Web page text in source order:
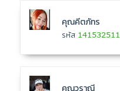
คุณคีตภัทร
รหัส 141532511
คุณวราณี